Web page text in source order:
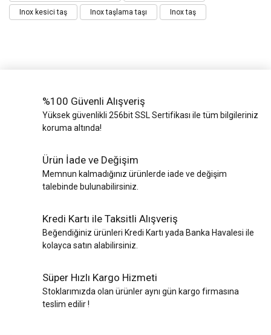
Inox kesici taş Inox taşlama taşı Inox taş
%100 Güvenli Alışveriş
Yüksek güvenlikli 256bit SSL Sertifikası ile tüm bilgileriniz
koruma altında!
Ürün İade ve Değişim
Memnun kalmadığınız ürünlerde iade ve değişim
talebinde bulunabilirsiniz.
Kredi Kartı ile Taksitli Alışveriş
Beğendiğiniz ürünleri Kredi Kartı yada Banka Havalesi ile
kolayca satın alabilirsiniz.
Süper Hızlı Kargo Hizmeti
Stoklarımızda olan ürünler aynı gün kargo firmasına
teslim edilir !